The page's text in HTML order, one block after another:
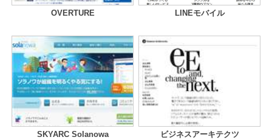
OVERTURE LINEモバイル
SKYARC Solanowa ビジネスアーキテクツ